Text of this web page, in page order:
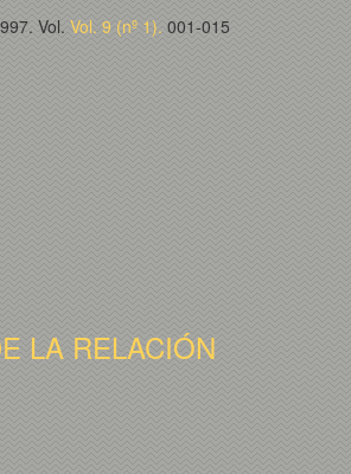
Vol. Vol. 9 (nº 1). 001-015
LA RELACIÓN